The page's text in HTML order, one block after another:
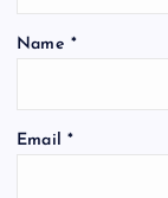
Name *
Email *